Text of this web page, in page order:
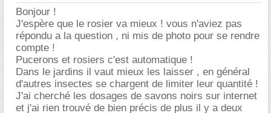
Bonjour !
J'espère que le rosier va mieux ! vous n'aviez pas
répondu a la question , ni mis de photo pour se rendre
compte !
Pucerons et rosiers c'est automatique !
Dans le jardins il vaut mieux les laisser , en général
d'autres insectes se chargent de limiter leur quantité !
J'ai cherché les dosages de savons noirs sur internet
et j'ai rien trouvé de bien précis de plus il y a deux